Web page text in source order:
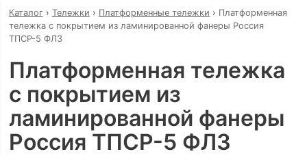
Каталог› Тележки › Платформенные тележки › Платформенная
тележка с покрытием из ламинированной фанеры Россия
ТПСР-5 ФЛЗ
Платформенная тележка
с покрытием из
ламинированной фанеры
Россия ТПСР-5 ФЛЗ